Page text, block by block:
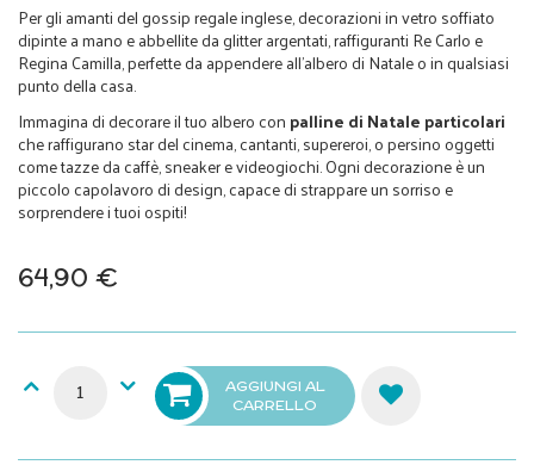
Per gli amanti del gossip regale inglese, decorazioni in vetro soffiato
dipinte a mano e abbellite da glitter argentati, raffiguranti Re Carlo e
Regina Camilla, perfette da appendere all’albero di Natale o in qualsiasi
punto della casa.
Immagina di decorare il tuo albero con palline di Natale particolari
che raffigurano star del cinema, cantanti, supereroi, o persino oggetti
come tazze da caffè, sneaker e videogiochi. Ogni decorazione è un
piccolo capolavoro di design, capace di strappare un sorriso e
sorprendere i tuoi ospiti!
64,90 €
AGGIUNGI AL
CARRELLO